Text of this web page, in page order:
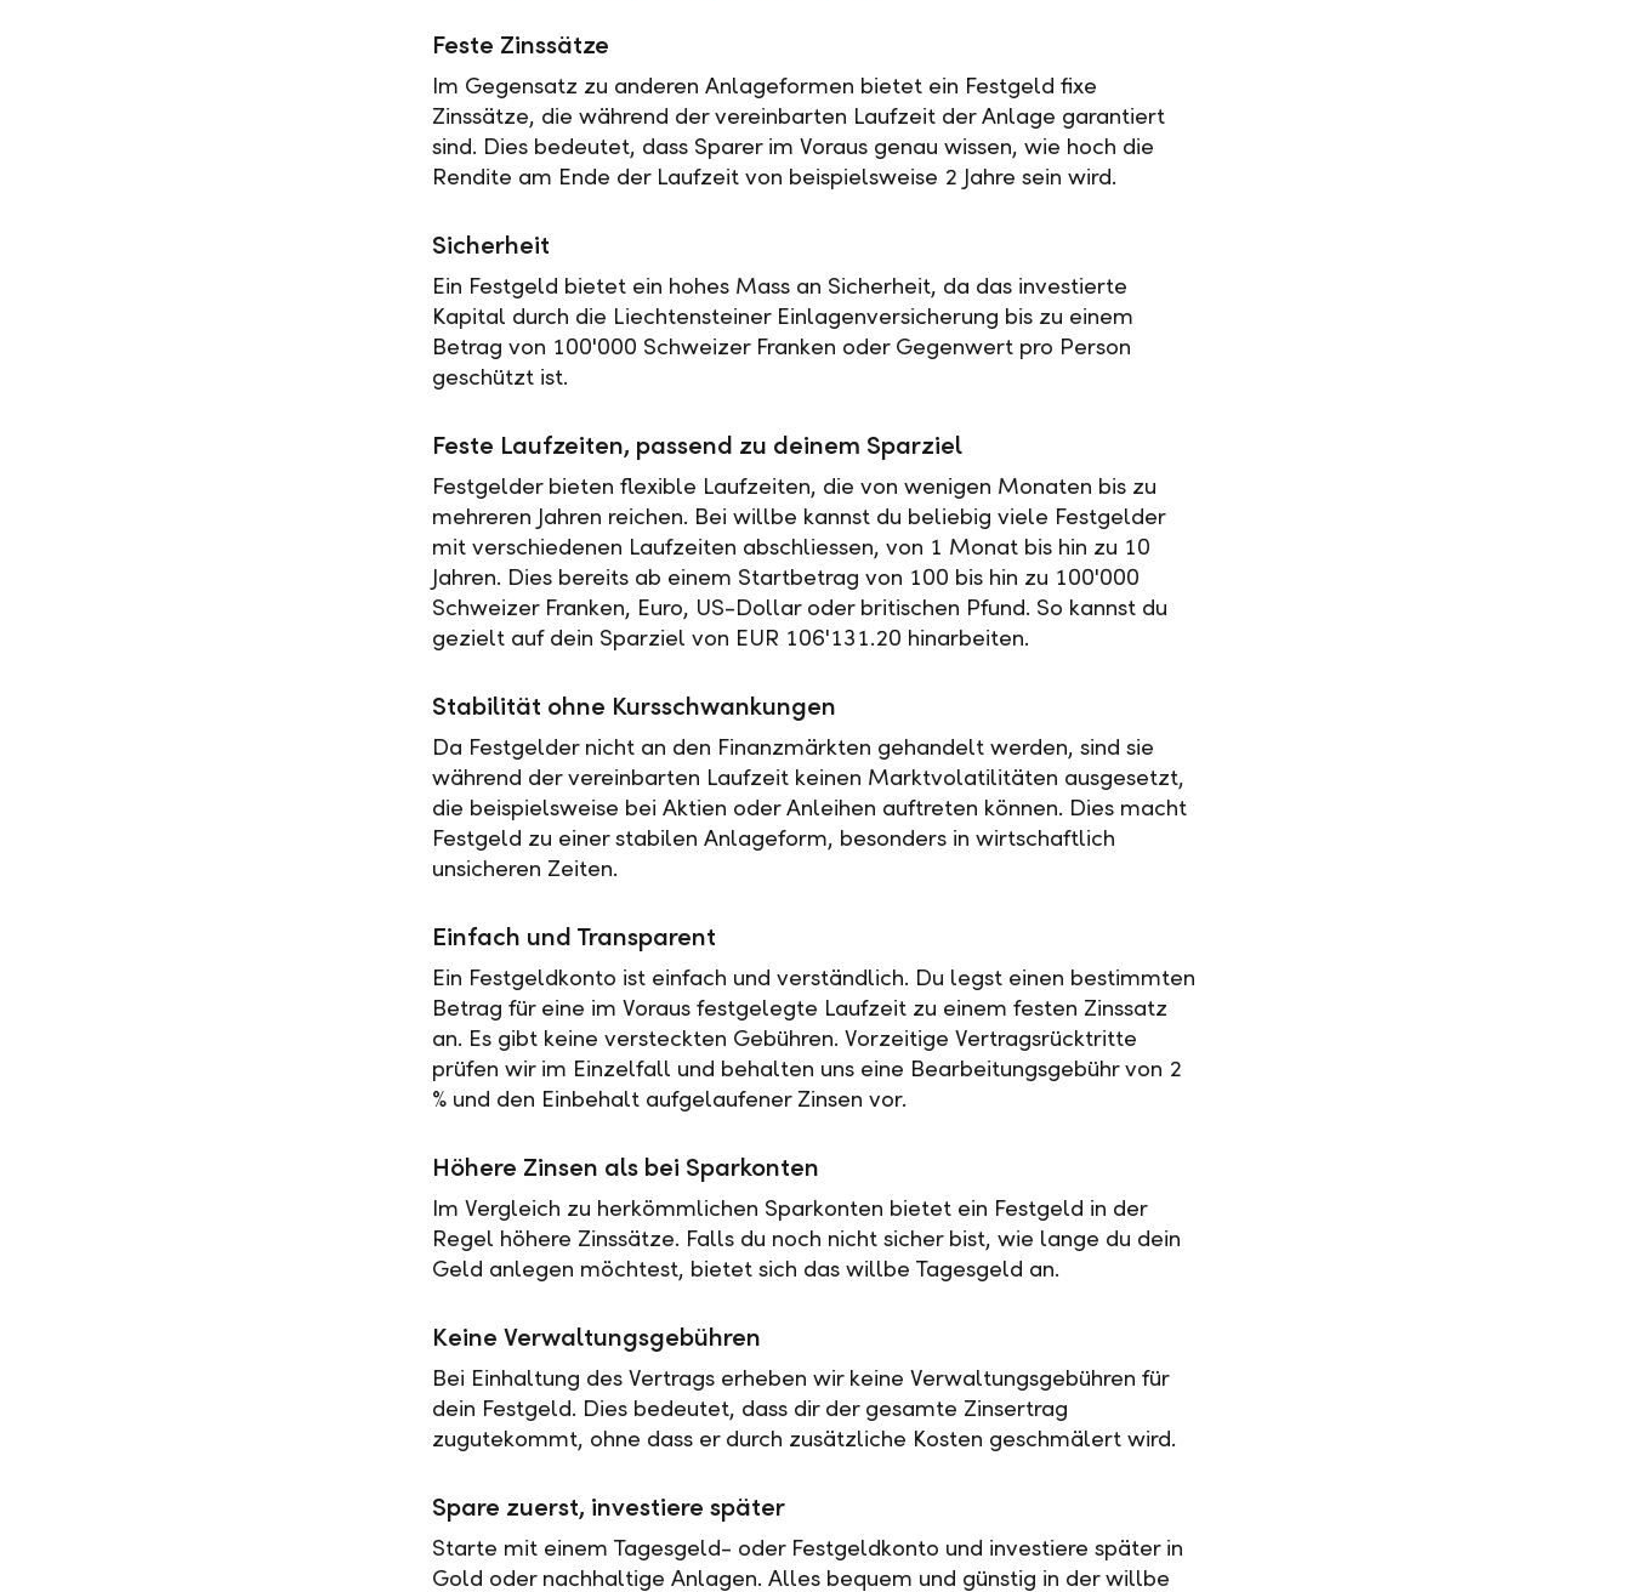
Feste Zinssätze
Im Gegensatz zu anderen Anlageformen bietet ein Festgeld fixe
Zinssätze, die während der vereinbarten Laufzeit der Anlage garantiert
sind. Dies bedeutet, dass Sparer im Voraus genau wissen, wie hoch die
Rendite am Ende der Laufzeit von beispielsweise 2 Jahre sein wird.
Sicherheit
Ein Festgeld bietet ein hohes Mass an Sicherheit, da das investierte
Kapital durch die Liechtensteiner Einlagenversicherung bis zu einem
Betrag von 100'000 Schweizer Franken oder Gegenwert pro Person
geschützt ist.
Feste Laufzeiten, passend zu deinem Sparziel
Festgelder bieten flexible Laufzeiten, die von wenigen Monaten bis zu
mehreren Jahren reichen. Bei willbe kannst du beliebig viele Festgelder
mit verschiedenen Laufzeiten abschliessen, von 1 Monat bis hin zu 10
Jahren. Dies bereits ab einem Startbetrag von 100 bis hin zu 100'000
Schweizer Franken, Euro, US-Dollar oder britischen Pfund. So kannst du
gezielt auf dein Sparziel von EUR 106'131.20 hinarbeiten.
Stabilität ohne Kursschwankungen
Da Festgelder nicht an den Finanzmärkten gehandelt werden, sind sie
während der vereinbarten Laufzeit keinen Marktvolatilitäten ausgesetzt,
die beispielsweise bei Aktien oder Anleihen auftreten können. Dies macht
Festgeld zu einer stabilen Anlageform, besonders in wirtschaftlich
unsicheren Zeiten.
Einfach und Transparent
Ein Festgeldkonto ist einfach und verständlich. Du legst einen bestimmten
Betrag für eine im Voraus festgelegte Laufzeit zu einem festen Zinssatz
an. Es gibt keine versteckten Gebühren. Vorzeitige Vertragsrücktritte
prüfen wir im Einzelfall und behalten uns eine Bearbeitungsgebühr von 2
% und den Einbehalt aufgelaufener Zinsen vor.
Höhere Zinsen als bei Sparkonten
Im Vergleich zu herkömmlichen Sparkonten bietet ein Festgeld in der
Regel höhere Zinssätze. Falls du noch nicht sicher bist, wie lange du dein
Geld anlegen möchtest, bietet sich das willbe Tagesgeld an.
Keine Verwaltungsgebühren
Bei Einhaltung des Vertrags erheben wir keine Verwaltungsgebühren für
dein Festgeld. Dies bedeutet, dass dir der gesamte Zinsertrag
zugutekommt, ohne dass er durch zusätzliche Kosten geschmälert wird.
Spare zuerst, investiere später
Starte mit einem Tagesgeld- oder Festgeldkonto und investiere später in
Gold oder nachhaltige Anlagen. Alles bequem und günstig in der willbe